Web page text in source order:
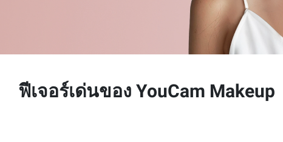
ฟีเจอร์เด่นของ YouCam Makeup